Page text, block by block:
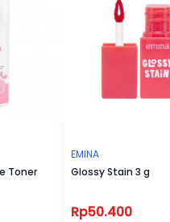
Toner
EMINA
Glossy Stain 3 g
Rp50.400